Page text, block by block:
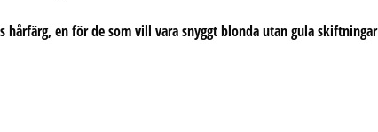
en för de som vill vara snyggt blonda utan gula skiftningar